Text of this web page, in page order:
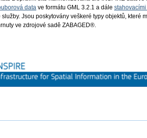
data ve formátu GML 3.2.1 a dále
Jsou poskytovány veškeré typy objektů, které
ve zdrojové sadě ZABAGED®.